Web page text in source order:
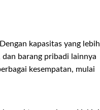
kapasitas yang lebih
barang pribadi lainnya
kesempatan, mulai